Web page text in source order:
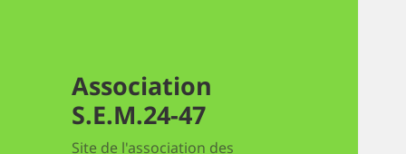
Association
S.E.M.24-47
Site de l'association des